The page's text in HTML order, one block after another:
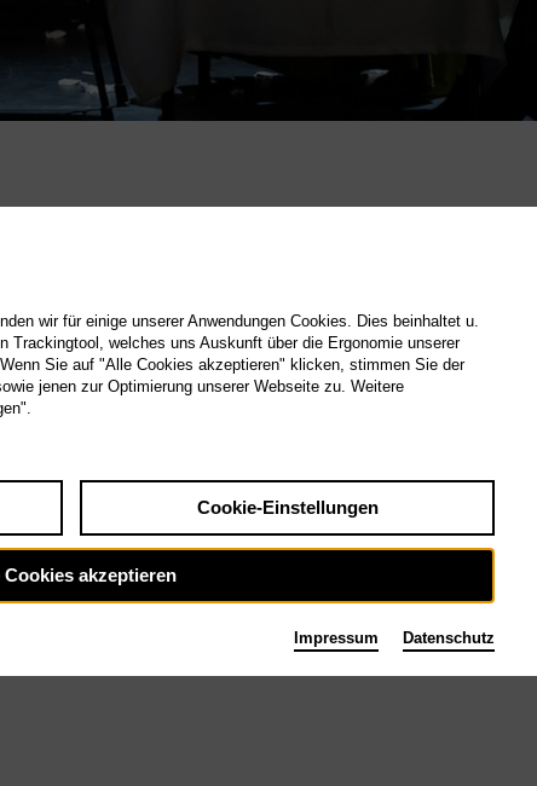
Salome
Sa 17.4.27, 19:30
Cookie
wir für einige unserer Anwendungen Cookies. Dies beinhaltet u.
Trackingtool, welches uns Auskunft über die Ergonomie unserer
Sie auf "Alle Cookies akzeptieren" klicken, stimmen Sie der
jenen zur Optimierung unserer Webseite zu. Weitere
Cookie-Einstellungen
Cookies akzeptieren
Impressum Datenschutz